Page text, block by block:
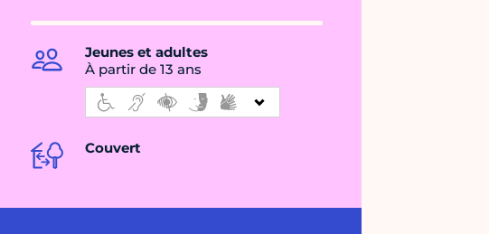
Jeunes et adultes
À partir de 13 ans
Couvert